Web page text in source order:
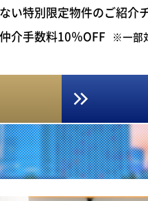
い特別限定物件のご紹介
介手数料10％OFF ※一部